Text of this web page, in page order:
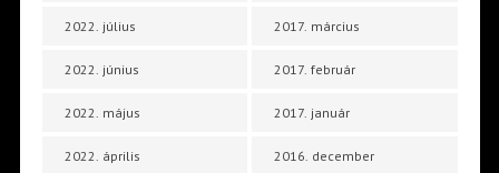
2022. július
2022. június
2022. május
2022. április
2017. március
2017. február
2017. január
2016. december